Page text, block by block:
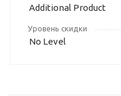
Additional Product
Уровень скидки
No Level